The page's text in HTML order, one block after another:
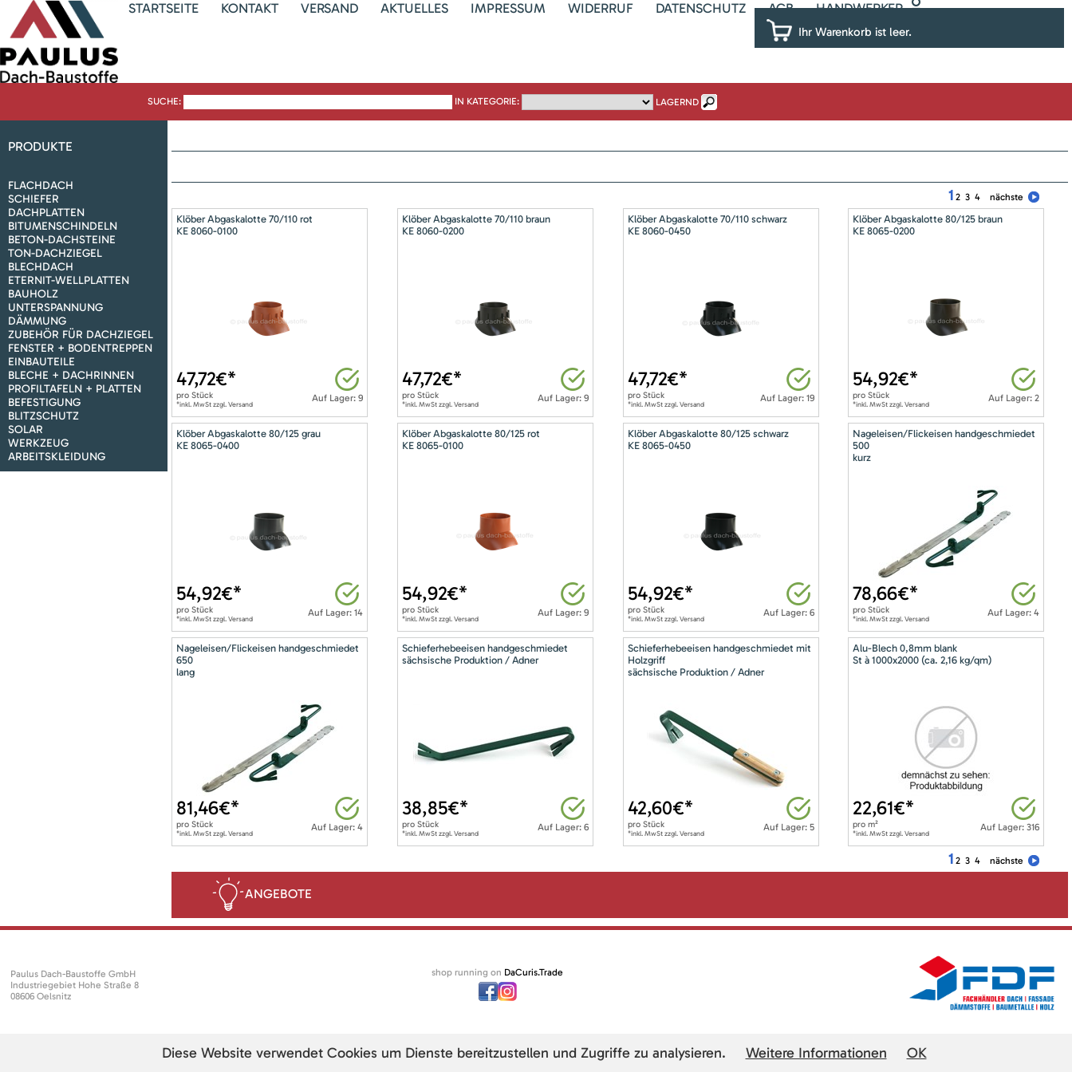
STARTSEITE KONTAKT VERSAND AKTUELLES IMPRESSUM WIDERRUF DATENSCHUTZ AGB HANDWERKER
Ihr Warenkorb ist leer.
SUCHE: IN KATEGORIE: LAGERND
PRODUKTE
FLACHDACH
SCHIEFER
DACHPLATTEN
BITUMENSCHINDELN
BETON-DACHSTEINE
TON-DACHZIEGEL
BLECHDACH
ETERNIT-WELLPLATTEN
BAUHOLZ
UNTERSPANNUNG
DÄMMUNG
ZUBEHÖR FÜR DACHZIEGEL
FENSTER + BODENTREPPEN
EINBAUTEILE
BLECHE + DACHRINNEN
PROFILTAFELN + PLATTEN
BEFESTIGUNG
BLITZSCHUTZ
SOLAR
WERKZEUG
ARBEITSKLEIDUNG
1 2 3 4 nächste
Klöber Abgaskalotte 70/110 rot
KE 8060-0100
Auf Lager: 9
47,72€*
pro Stück
*inkl. MwSt zzgl. Versand
Klöber Abgaskalotte 70/110 braun
KE 8060-0200
Auf Lager: 9
47,72€*
pro Stück
*inkl. MwSt zzgl. Versand
Klöber Abgaskalotte 70/110 schwarz
KE 8060-0450
Auf Lager: 19
47,72€*
pro Stück
*inkl. MwSt zzgl. Versand
Klöber Abgaskalotte 80/125 braun
KE 8065-0200
Auf Lager: 2
54,92€*
proStück
*inkl. MwSt zzgl. Versand
Klöber Abgaskalotte 80/125 grau
KE 8065-0400
Auf Lager: 14
54,92€*
pro Stück
*inkl. MwSt zzgl. Versand
Klöber Abgaskalotte 80/125 rot
KE 8065-0100
Auf Lager: 9
54,92€*
pro Stück
*inkl. MwSt zzgl. Versand
Klöber Abgaskalotte 80/125 schwarz
KE 8065-0450
Auf Lager: 6
54,92€*
pro Stück
*inkl. MwSt zzgl. Versand
Nageleisen/Flickeisen handgeschmiedet
500
kurz
Auf Lager: 4
78,66€*
proStück
*inkl. MwSt zzgl. Versand
Nageleisen/Flickeisen handgeschmiedet
650
lang
Auf Lager: 4
81,46€*
pro Stück
*inkl. MwSt zzgl. Versand
Schieferhebeeisen handgeschmiedet
sächsische Produktion / Adner
Auf Lager: 6
38,85€*
pro Stück
*inkl. MwSt zzgl. Versand
Schieferhebeeisen handgeschmiedet mit
Holzgriff
sächsische Produktion / Adner
Auf Lager: 5
42,60€*
pro Stück
*inkl. MwSt zzgl. Versand
Alu-Blech 0,8mm blank
St à 1000x2000 (ca. 2,16 kg/qm)
Auf Lager: 316
22,61€*
prom²
*inkl. MwSt zzgl. Versand
1 2 3 4 nächste
ANGEBOTE
Paulus Dach-Baustoffe GmbH
Industriegebiet Hohe Straße 8
08606 Oelsnitz
shop running on DaCuris.Trade
Diese Website verwendet Cookies um Dienste bereitzustellen und Zugriffe zu analysieren. Weitere Informationen OK